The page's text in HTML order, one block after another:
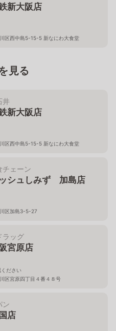
新大阪店
区西中島5-15-5 新なにわ大食堂
見る
井
新大阪店
区西中島5-15-5 新なにわ大食堂
チェーン
シュしみず 加島店
区加島3-5-27
ラッグ
宮原店
ください
区宮原四丁目４番４８号
ン
店